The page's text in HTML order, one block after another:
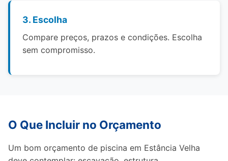
3. Escolha
Compare preços, prazos e condições. Escolha
sem compromisso.
O Que Incluir no Orçamento
Um bom orçamento de piscina em Estância Velha